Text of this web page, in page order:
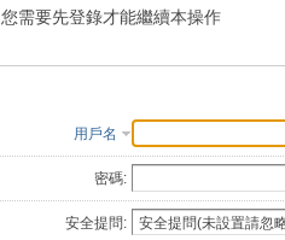
索
您需要先登錄才能繼續本操作
用戶名
密碼:
安全提問: